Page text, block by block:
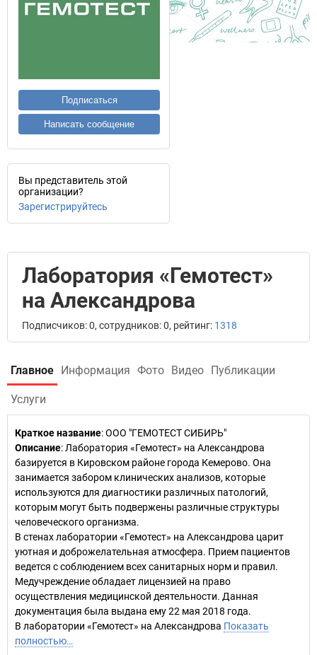
Подписаться
Написать сообщение
Вы представитель этой
организации?
Зарегистрируйтесь
Лаборатория «Гемотест»
на Александрова
Подписчиков: 0, сотрудников: 0, рейтинг: 1318
Главное Информация Фото Видео Публикации
Услуги
Краткое название:ООО "ГЕМОТЕСТ СИБИРЬ"
Описание: Лаборатория «Гемотест» на Александрова
базируется в Кировском районе города Кемерово. Она
занимается забором клинических анализов, которые
используются для диагностики различных патологий,
которым могут быть подвержены различные структуры
человеческого организма.
В стенах лаборатории «Гемотест» на Александрова царит
уютная и доброжелательная атмосфера. Прием пациентов
ведется с соблюдением всех санитарных норм и правил.
Медучреждение обладает лицензией на право
осуществления медицинской деятельности. Данная
документация была выдана ему 22 мая 2018 года.
В лаборатории «Гемотест» на Александрова Показать
полностью…